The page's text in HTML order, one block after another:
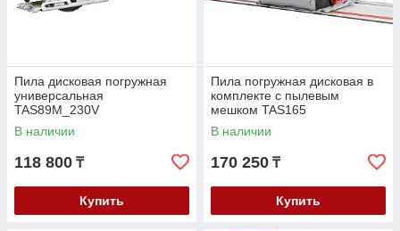
Пила дисковая погружная
универсальная
TAS89M_230V
В наличии
118 800 ₸
Купить
Пила погружная дисковая в
комплекте с пылевым
мешком TAS165
В наличии
170 250 ₸
Купить